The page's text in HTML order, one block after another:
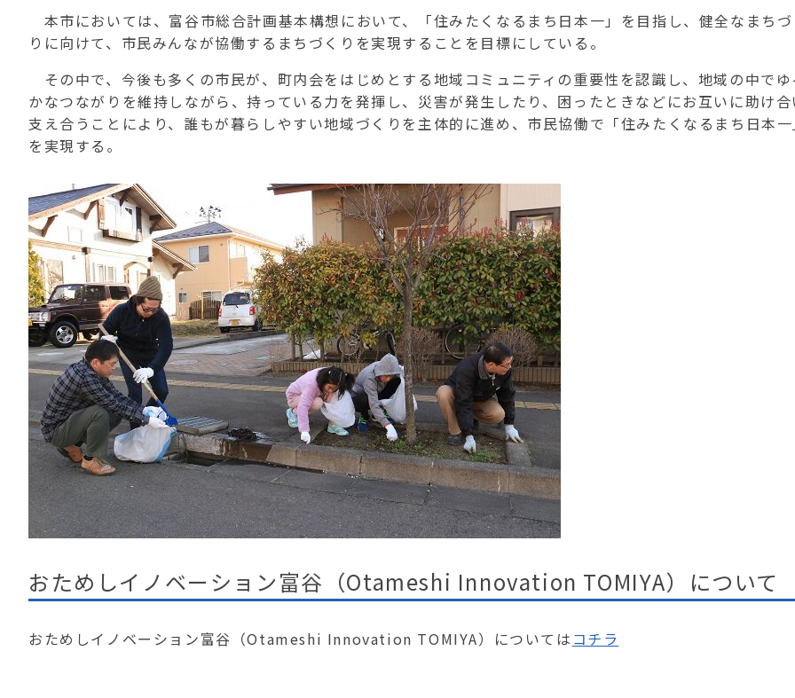
本市においては、富谷市総合計画基本構想において、「住みたくなるまち日本一」を目指し、健全なまちづ
りに向けて、市民みんなが協働するまちづくりを実現することを目標にしている。
その中で、今後も多くの市民が、町内会をはじめとする地域コミュニティの重要性を認識し、地域の中でゆ
かなつながりを維持しながら、持っている力を発揮し、災害が発生したり、困ったときなどにお互いに助け合
支え合うことにより、誰もが暮らしやすい地域づくりを主体的に進め、市民協働で「住みたくなるまち日本一
を実現する。
おためしイノベーション富谷（Otameshi Innovation TOMIYA）について
おためしイノベーション富谷（Otameshi Innovation TOMIYA）については コチラ